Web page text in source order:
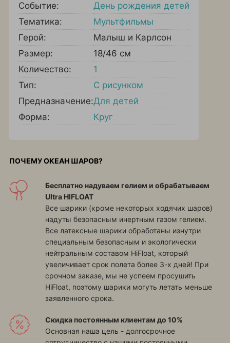
Событие:
День рождения детей
Тематика:
Мультфильмы
Герой:
Малыш и Карлсон
Размер:
18/46 см
Количество:
1
Тип:
С рисунком
Предназначение:Для детей
Форма:
Круг
ПОЧЕМУ ОКЕАН ШАРОВ?
Бесплатно надуваем гелием и обрабатываем
Ultra HIFLOAT
Все шарики (кроме некоторых ходячих шаров)
надуты безопасным инертным газом гелием.
Все латексные шарики обработаны изнутри
специальным безопасным и экологически
нейтральным составом HiFloat, который
увеличивает срок полета более 3-х дней! При
срочном заказе, мы не успеем просушить
HiFloat, поэтому шарики могуть летать меньше
заявленного срока.
Скидка постоянным клиентам до 10%
Основная наша цель - долгосрочное